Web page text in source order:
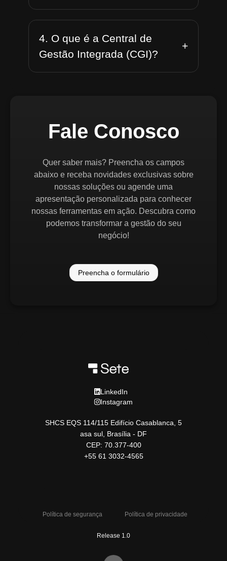
4. O que é a Central de
Gestão Integrada (CGI)?
+
Fale Conosco
Quer saber mais? Preencha os campos
abaixo e receba novidades exclusivas sobre
nossas soluções ou agende uma
apresentação personalizada para conhecer
nossas ferramentas em ação. Descubra como
podemos transformar a gestão do seu
negócio!
Preencha o formulário
LinkedIn
Instagram
SHCS EQS 114/115 Edifício Casablanca, 5
asa sul, Brasília - DF
CEP: 70.377-400
+55 61 3032-4565
Política de segurança Política de privacidade
Release 1.0